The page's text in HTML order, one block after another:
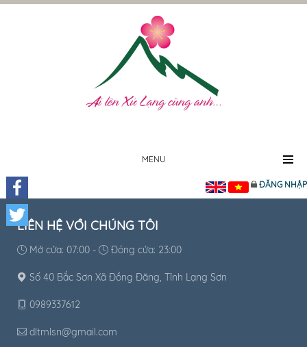
MENU
ĐĂNG NHẬP
LIÊN HỆ VỚI CHÚNG TÔI
Mở cửa: 07:00 - Đóng cửa: 23:00
Số 40 Bắc Sơn Xã Đồng Đăng, Tỉnh Lạng Sơn
0989337612
dltmlsn@gmail.com
Facebook